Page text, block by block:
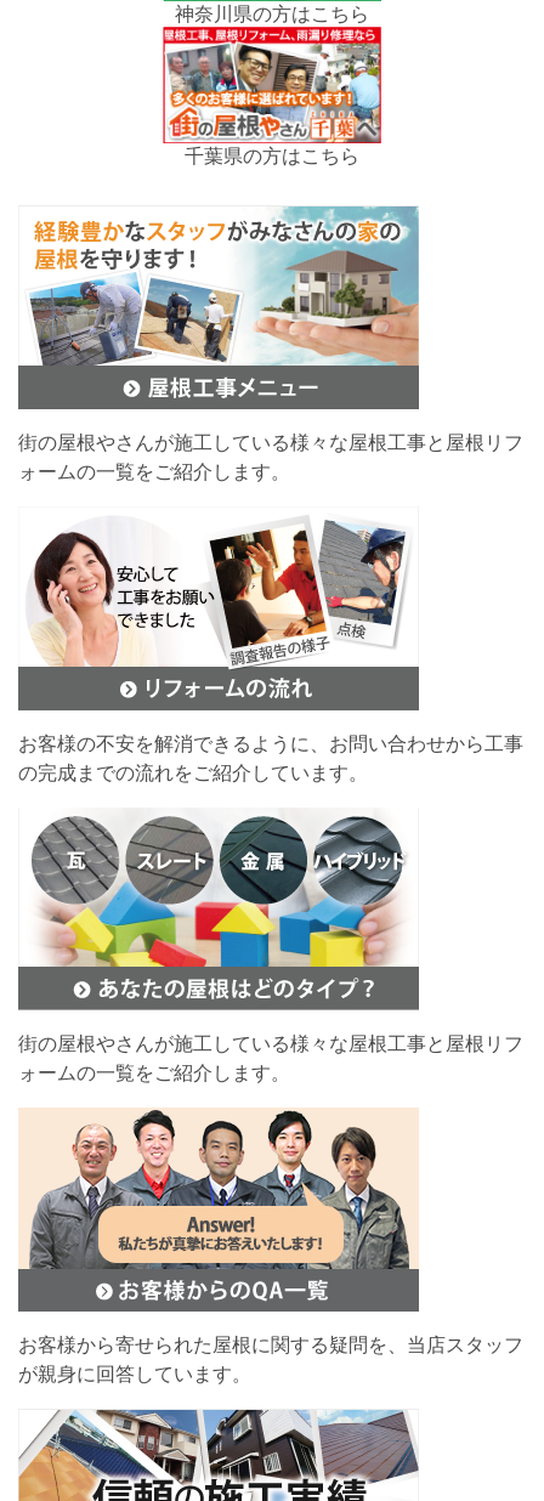
神奈川県の方はこちら
千葉県の方はこちら
街の屋根やさんが施工している様々な屋根工事と屋根リフ
ォームの一覧をご紹介します。
お客様の不安を解消できるように、お問い合わせから工事
の完成までの流れをご紹介しています。
街の屋根やさんが施工している様々な屋根工事と屋根リフ
ォームの一覧をご紹介します。
お客様から寄せられた屋根に関する疑問を、当店スタッフ
が親身に回答しています。